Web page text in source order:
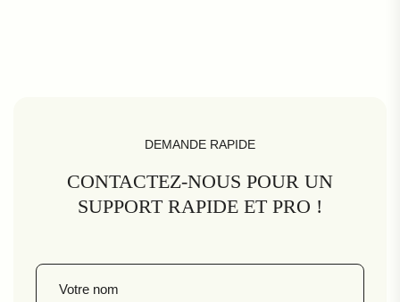
DEMANDE RAPIDE
CONTACTEZ-NOUS POUR UN
SUPPORT RAPIDE ET PRO !